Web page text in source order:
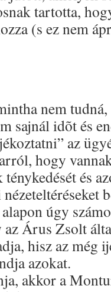
tartotta,
(s ez nem
nem
sajnál idõt és
az
hogy
és
úgy
Árus Zsolt
hisz az még
azokat.
akkor a